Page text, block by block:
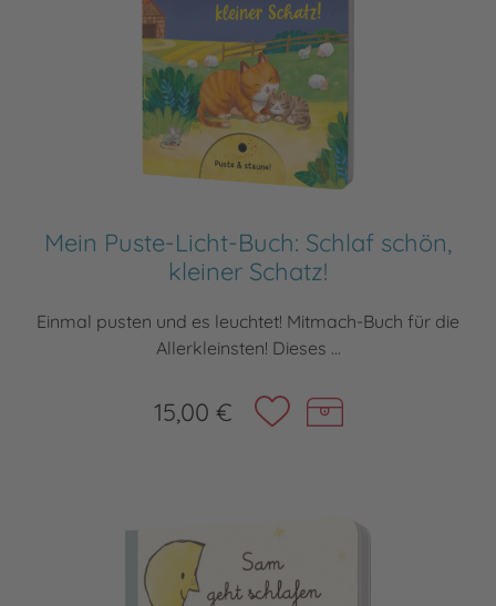
Mein Puste-Licht-Buch: Schlaf schön,
kleiner Schatz!
Einmal pusten und es leuchtet! Mitmach-Buch für die
Allerkleinsten! Dieses ...
15,00 €